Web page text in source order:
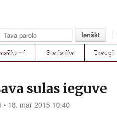
Ienākt
Statistika Draugi
sulas ieguve
• 18. mar 2015 10:40